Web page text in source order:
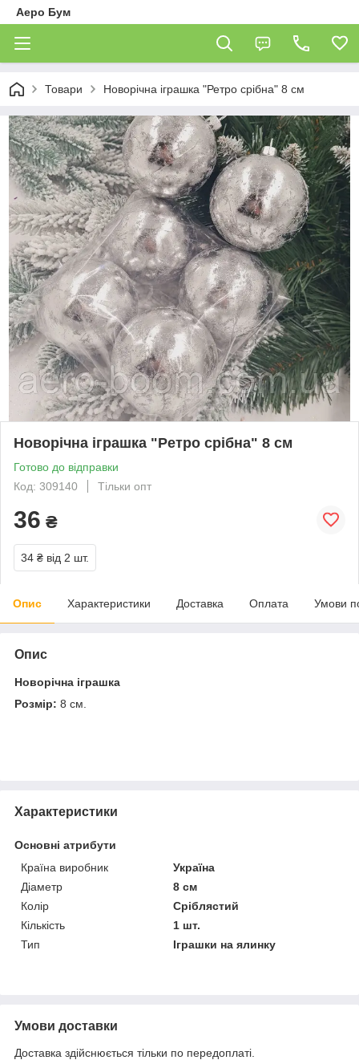
Аеро Бум
Товари Новорічна іграшка "Ретро срібна" 8 см
Новорічна іграшка "Ретро срібна" 8 см
Готово до відправки
Код: 309140
Тільки опт
36 ₴
34 ₴ від 2 шт.
Опис Характеристики Доставка Оплата Умови
Опис
Новорічна іграшка
Розмір: 8 см.
Характеристики
Основні атрибути
Країна виробник
Україна
Діаметр
8 см
Колір
Сріблястий
Кількість
1 шт.
Тип
Іграшки на ялинку
Умови доставки
Доставка здійснюється тільки по передоплаті.